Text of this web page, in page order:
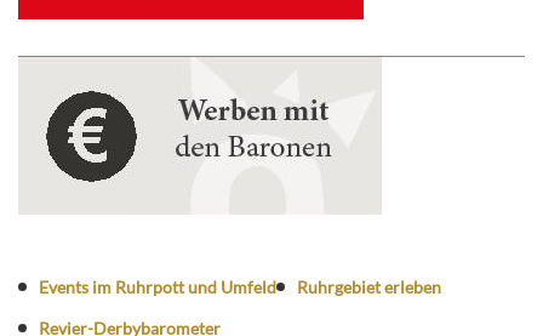
Events im Ruhrpott und Umfeld
Ruhrgebiet erleben
Revier-Derbybarometer